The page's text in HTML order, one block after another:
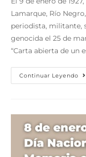
Lamarque, Río
periodista, militante,
genocida el 25 de
“Carta abierta de un
Continuar Leyendo